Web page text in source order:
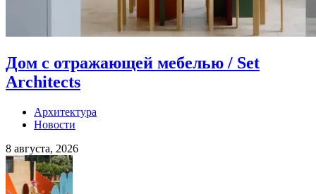
Дом с отражающей мебелью / Set
Architects
Архитектура
Новости
8 августа, 2026